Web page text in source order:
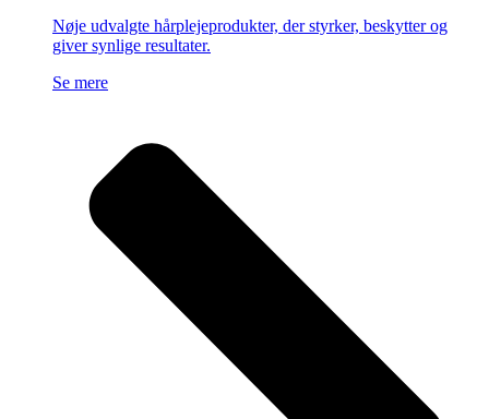
Nøje udvalgte hårplejeprodukter, der styrker, beskytter og
giver synlige resultater.
Se mere